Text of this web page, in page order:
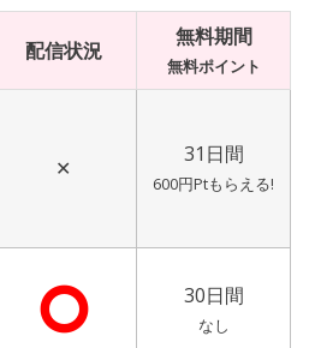
配信状況
無料期間
無料ポイント
✕
31日間
600円Ptもらえる!
⭘ 30日間
なし